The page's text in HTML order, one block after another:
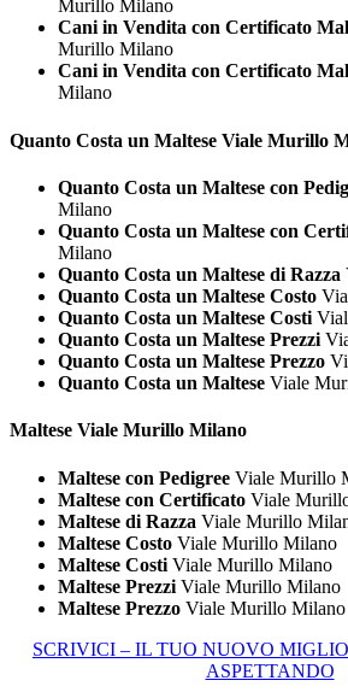
Murillo Milano
Cani in Vendita con Certificato
Murillo Milano
Cani in Vendita con Certificato
Milano
Quanto Costa un Maltese Viale Murillo
Quanto Costa un Maltese con
Milano
Quanto Costa un Maltese con
Milano
Quanto Costa un Maltese di Razza
Quanto Costa un Maltese Costo
Quanto Costa un Maltese Costi
Quanto Costa un Maltese Prezzi
Quanto Costa un Maltese Prezzo
Quanto Costa un Maltese Viale
Maltese Viale Murillo Milano
Maltese con Pedigree Viale Murillo
Maltese con Certificato Viale
Maltese di Razza Viale Murillo
Maltese Costo Viale Murillo Milano
Maltese Costi Viale Murillo Milano
Maltese Prezzi Viale Murillo Milano
Maltese Prezzo Viale Murillo Milano
SCRIVICI – IL TUO NUOVO
ASPETTANDO